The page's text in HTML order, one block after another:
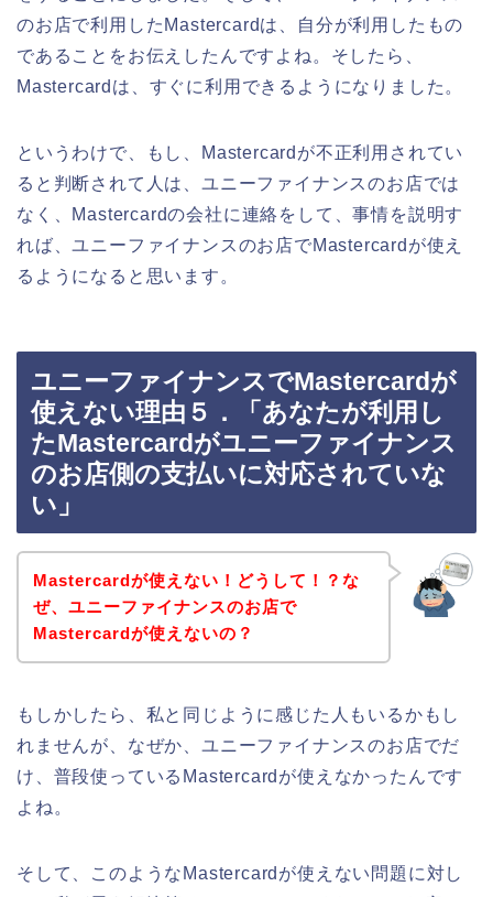
のお店で利用したMastercardは、自分が利用したもの
であることをお伝えしたんですよね。そしたら、
Mastercardは、すぐに利用できるようになりました。
というわけで、もし、Mastercardが不正利用されてい
ると判断されて人は、ユニーファイナンスのお店では
なく、Mastercardの会社に連絡をして、事情を説明す
れば、ユニーファイナンスのお店でMastercardが使え
るようになると思います。
ユニーファイナンスでMastercardが
使えない理由５．「あなたが利用し
たMastercardがユニーファイナンス
のお店側の支払いに対応されていな
い」
Mastercardが使えない！どうして！？な
ぜ、ユニーファイナンスのお店で
Mastercardが使えないの？
もしかしたら、私と同じように感じた人もいるかもし
れませんが、なぜか、ユニーファイナンスのお店でだ
け、普段使っているMastercardが使えなかったんです
よね。
そして、このようなMastercardが使えない問題に対し